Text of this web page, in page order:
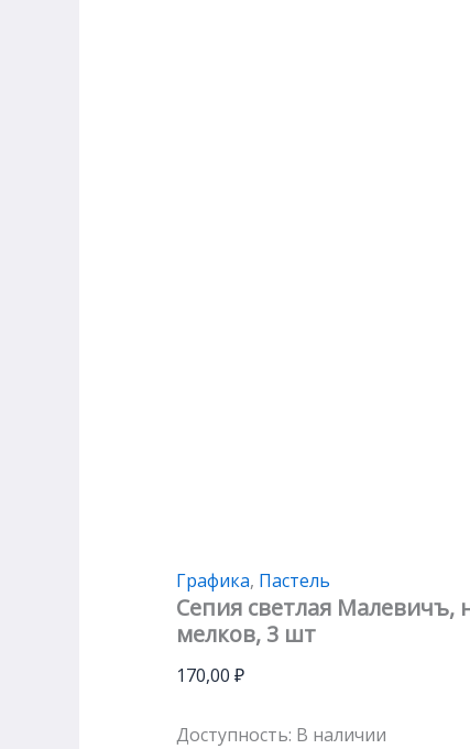
Графика, Пастель
Сепия светлая Малевичъ,
мелков, 3 шт
170,00 ₽
Доступность: В наличии